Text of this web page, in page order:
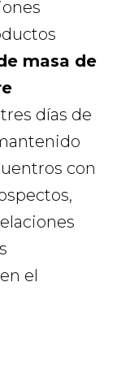
masa de
días de
con
el